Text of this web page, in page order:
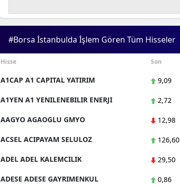
#Borsa İstanbulda İşlem Gören Tüm Hisseler
Hisse Son
A1CAP A1 CAPITAL YATIRIM 9,09
A1YEN A1 YENILENEBILIR ENERJI 2,72
AAGYO AGAOGLU GMYO 12,98
ACSEL ACIPAYAM SELULOZ 126,60
ADEL ADEL KALEMCILIK 29,50
ADESE ADESE GAYRIMENKUL 0,86